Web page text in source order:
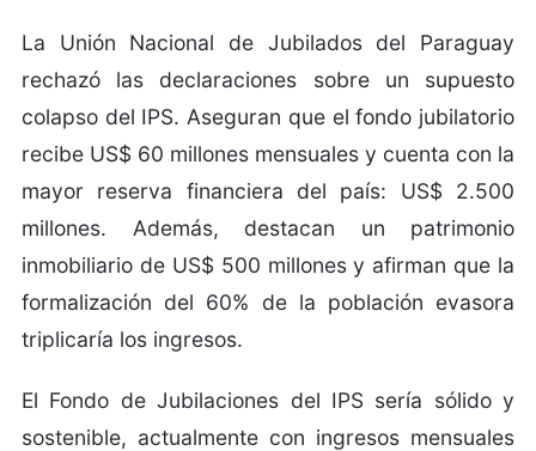
La Unión Nacional de Jubilados del Paraguay
rechazó las declaraciones sobre un supuesto
colapso del IPS. Aseguran que el fondo jubilatorio
recibe US$ 60 millones mensuales y cuenta con la
mayor reserva financiera del país: US$ 2.500
millones. Además, destacan un patrimonio
inmobiliario de US$ 500 millones y afirman que la
formalización del 60% de la población evasora
triplicaría los ingresos.
El Fondo de Jubilaciones del IPS sería sólido y
sostenible, actualmente con ingresos mensuales